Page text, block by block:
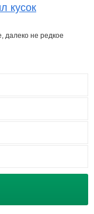
кусок
далеко не редкое